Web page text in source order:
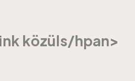
közüls/hpan>